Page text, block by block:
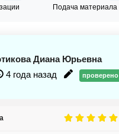
Подача материала
Диана Юрьевна
4 года назад
проверено